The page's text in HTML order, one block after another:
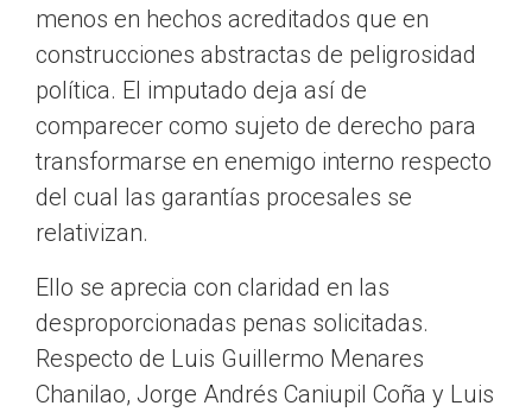
menos en hechos acreditados que en
construcciones abstractas de peligrosidad
política. El imputado deja así de
comparecer como sujeto de derecho para
transformarse en enemigo interno respecto
del cual las garantías procesales se
relativizan.
Ello se aprecia con claridad en las
desproporcionadas penas solicitadas.
Respecto de Luis Guillermo Menares
Chanilao, Jorge Andrés Caniupil Coña y Luis